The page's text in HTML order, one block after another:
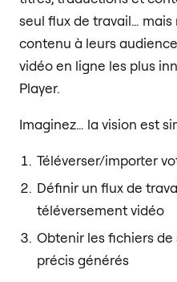
seul flux de travail…
contenu à leurs
vidéo en ligne les plus
Player.
Imaginez… la vision est
Téléverser/importer
Définir un flux de
téléversement vidéo
Obtenir les fichiers
précis générés